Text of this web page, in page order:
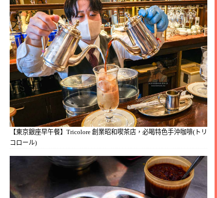
【東京銀座早午餐】Tricolore 創業昭和喫茶店，必喝特色手沖咖啡(トリ
コロール)